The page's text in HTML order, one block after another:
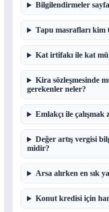
Bilgilendirmeler
Tapu masrafları kim
Kat irtifakı ile kat
Kira sözleşmesinde
gerekenler neler?
Emlakçı ile çalışmak
Değer artış vergisi
midir?
Arsa alırken en sık
Konut kredisi için